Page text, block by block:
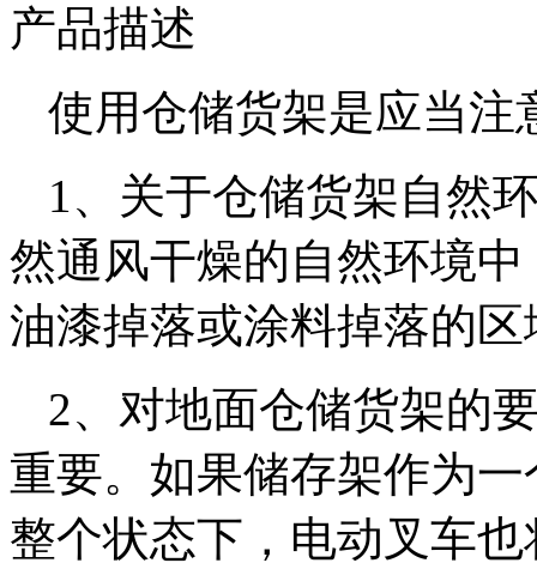
产品描述
使用仓储货架是应当注
1、关于仓储货架自然
然通风干燥的自然环境
油漆掉落或涂料掉落的区
2、对地面仓储货架的
重要。如果储存架作为
整个状态下，电动叉车